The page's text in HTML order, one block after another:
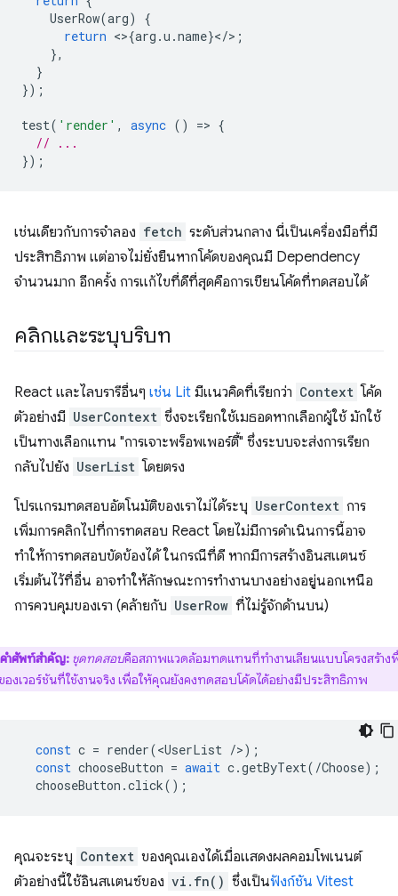
UserRow(arg)
{
return <>{arg .u .name}</> ;
},
}
});
test( 'render' , async () => {
// ...
});
เช่นเดียวกับการจำลอง fetch ระดับส่วนกลาง นี่เป็นเครื่องมือที่มี
ประสิทธิภาพ แต่อาจไม่ยั่งยืนหากโค้ดของคุณมี Dependency
จำนวนมาก อีกครั้ง การแก้ไขที่ดีที่สุดคือการเขียนโค้ดที่ทดสอบได้
คลิกและระบุบริบท
React และไลบรารีอื่นๆ เช่น Lit มีแนวคิดที่เรียกว่า Context โค้ด
ตัวอย่างมี UserContext ซึ่งจะเรียกใช้เมธอดหากเลือกผู้ใช้ มักใช้
เป็นทางเลือกแทน "การเจาะพร็อพเพอร์ตี้" ซึ่งระบบจะส่งการเรียก
กลับไปยัง UserList โดยตรง
โปรแกรมทดสอบอัตโนมัติของเราไม่ได้ระบุ UserContext การ
เพิ่มการคลิกไปที่การทดสอบ React โดยไม่มีการดำเนินการนี้อาจ
ทำให้การทดสอบขัดข้องได้ ในกรณีที่ดี หากมีการสร้างอินสแตนซ์
เริ่มต้นไว้ที่อื่น อาจทําให้ลักษณะการทํางานบางอย่างอยู่นอกเหนือ
การควบคุมของเรา (คล้ายกับ UserRow ที่ไม่รู้จักด้านบน)
คําศัพท์สําคัญ: ชุดทดสอบคือสภาพแวดล้อมทดแทนที่ทํางานเลียนแบบโครงสร้าง
องเวอร์ชันที่ใช้งานจริง เพื่อให้คุณยังคงทดสอบโค้ดได้อย่างมีประสิทธิภาพ
const c = render(<UserList />);
const chooseButton = await c.getByText( /Choose);
chooseButton .click();
คุณจะระบุ Context ของคุณเองได้เมื่อแสดงผลคอมโพเนนต์
ตัวอย่างนี้ใช้อินสแตนซ์ของ vi.fn() ซึ่งเป็นฟังก์ชัน Vitest